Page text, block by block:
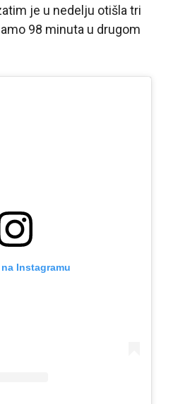
je u nedelju otišla tri
98 minuta u drugom
Instagramu